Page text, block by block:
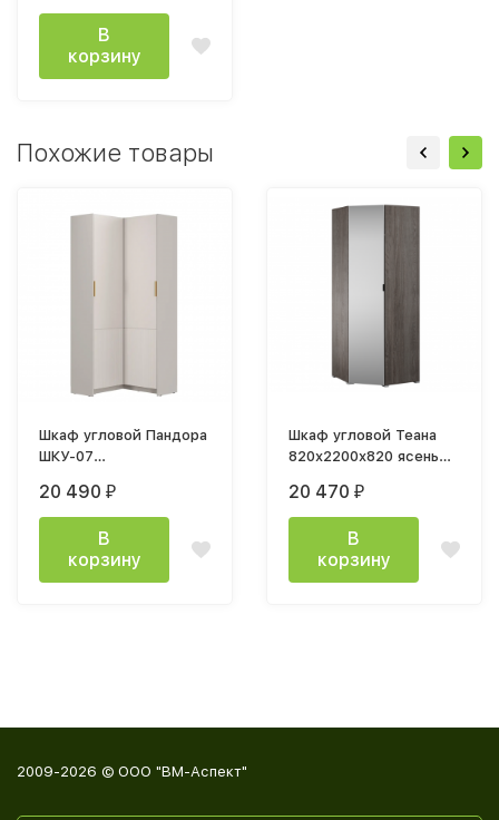
В
корзину
Похожие товары
Шкаф угловой Пандора
ШКУ-07
Кашемир / мдф айриш
MF03
20 490 ₽
В
корзину
Шкаф угловой Теана
820x2200x820 ясень
зеркало
20 470 ₽
В
корзину
2009-2026 © ООО "ВМ-Аспект"